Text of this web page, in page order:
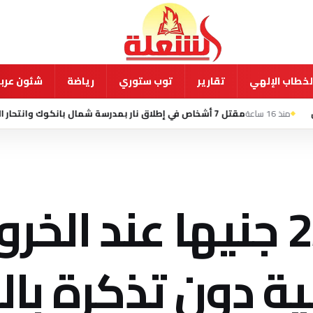
الإلهي تقارير توب ستوري رياضة شئون
مقتل 7 أشخاص في إطلاق نار بمدرسة شمال بانكوك وانتحار الطالب المشتبه به
تغريم أى راكب 25 جنيها
دون تذكرة